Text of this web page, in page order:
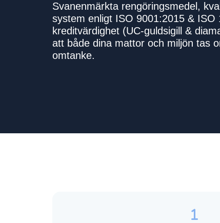
Svanenmärkta rengörings­­­medel,
system enligt ISO 9001:2015 & ISO
kreditvärdighet (UC-guldsigill &
att både dina mattor och miljön tas
omtanke.